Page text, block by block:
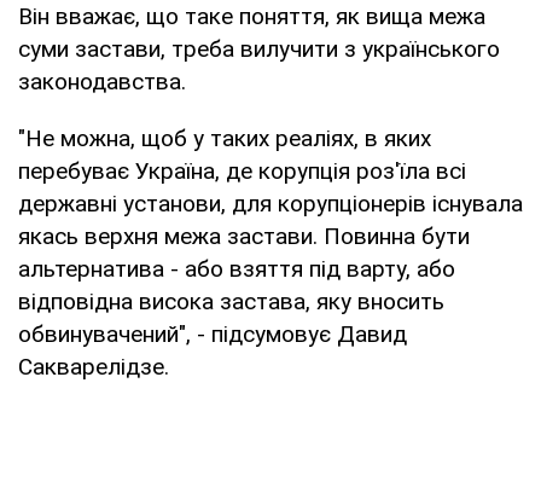
Він вважає, що таке поняття, як вища межа
суми застави, треба вилучити з українського
законодавства.
"Не можна, щоб у таких реаліях, в яких
перебуває Україна, де корупція роз'їла всі
державні установи, для корупціонерів існувала
якась верхня межа застави. Повинна бути
альтернатива - або взяття під варту, або
відповідна висока застава, яку вносить
обвинувачений", - підсумовує Давид
Сакварелідзе.